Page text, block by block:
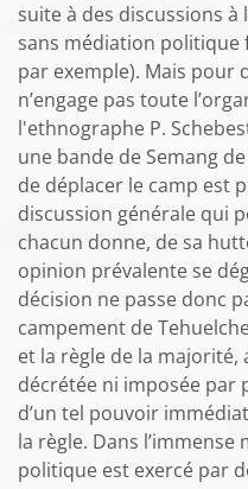
suite à des discussions
sans médiation politique
par exemple). Mais pour
n’engage pas toute
l'ethnographe P.
une bande de Semang
de déplacer le camp est
discussion générale qui
chacun donne, de sa
opinion prévalente se
décision ne passe donc
campement de
et la règle de la
décrétée ni imposée par
d’un tel pouvoir
la règle. Dans
politique est exercé par